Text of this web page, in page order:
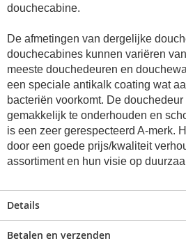
douchecabine.
De afmetingen van dergelijke
douchecabines kunnen variëren
meeste douchedeuren en
een speciale antikalk coating wat
bacteriën voorkomt. De
gemakkelijk te onderhouden en
is een zeer gerespecteerd A-merk.
door een goede prijs/kwaliteit
assortiment en hun visie op
Details
Betalen en verzenden